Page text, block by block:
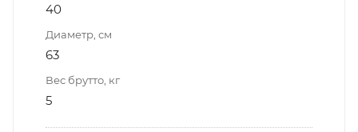
40
Диаметр, см
63
Вес брутто, кг
5